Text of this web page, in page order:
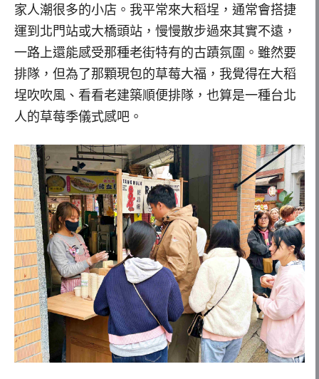
家人潮很多的小店。我平常來大稻埕，通常會搭捷
運到北門站或大橋頭站，慢慢散步過來其實不遠，
一路上還能感受那種老街特有的古蹟氛圍。雖然要
排隊，但為了那顆現包的草莓大福，我覺得在大稻
埕吹吹風、看看老建築順便排隊，也算是一種台北
人的草莓季儀式感吧。